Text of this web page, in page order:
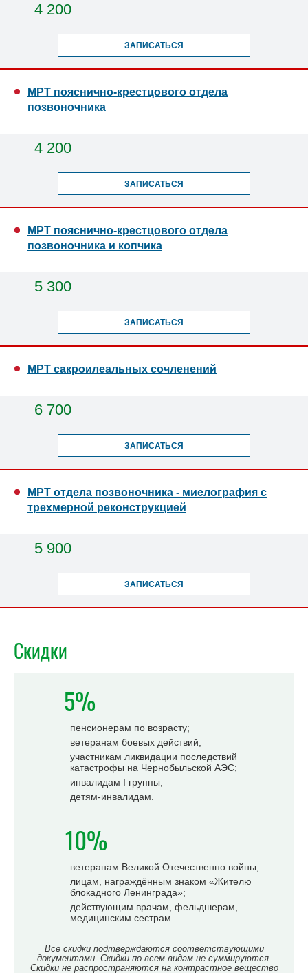
4 200
ЗАПИСАТЬСЯ
МРТ пояснично-крестцового отдела
позвоночника
4 200
ЗАПИСАТЬСЯ
МРТ пояснично-крестцового отдела
позвоночника и копчика
5 300
ЗАПИСАТЬСЯ
МРТ сакроилеальных сочленений
6 700
ЗАПИСАТЬСЯ
МРТ отдела позвоночника - миелография с
трехмерной реконструкцией
5 900
ЗАПИСАТЬСЯ
Скидки
5%
пенсионерам по возрасту;
ветеранам боевых действий;
участникам ликвидации последствий
катастрофы на Чернобыльской АЭС;
инвалидам I группы;
детям-инвалидам.
10%
ветеранам Великой Отечественно войны;
лицам, награждённым знаком «Жителю
блокадного Ленинграда»;
действующим врачам, фельдшерам,
медицинским сестрам.
Все скидки подтверждаются соответствующими
документами. Скидки по всем видам не суммируются.
Скидки не распространяются на контрастное вещество